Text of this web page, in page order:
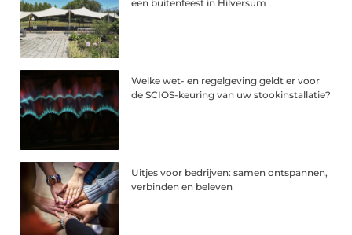
een buitenfeest in Hilversum
Welke wet- en regelgeving geldt er voor
de SCIOS-keuring van uw stookinstallatie?
Uitjes voor bedrijven: samen ontspannen,
verbinden en beleven